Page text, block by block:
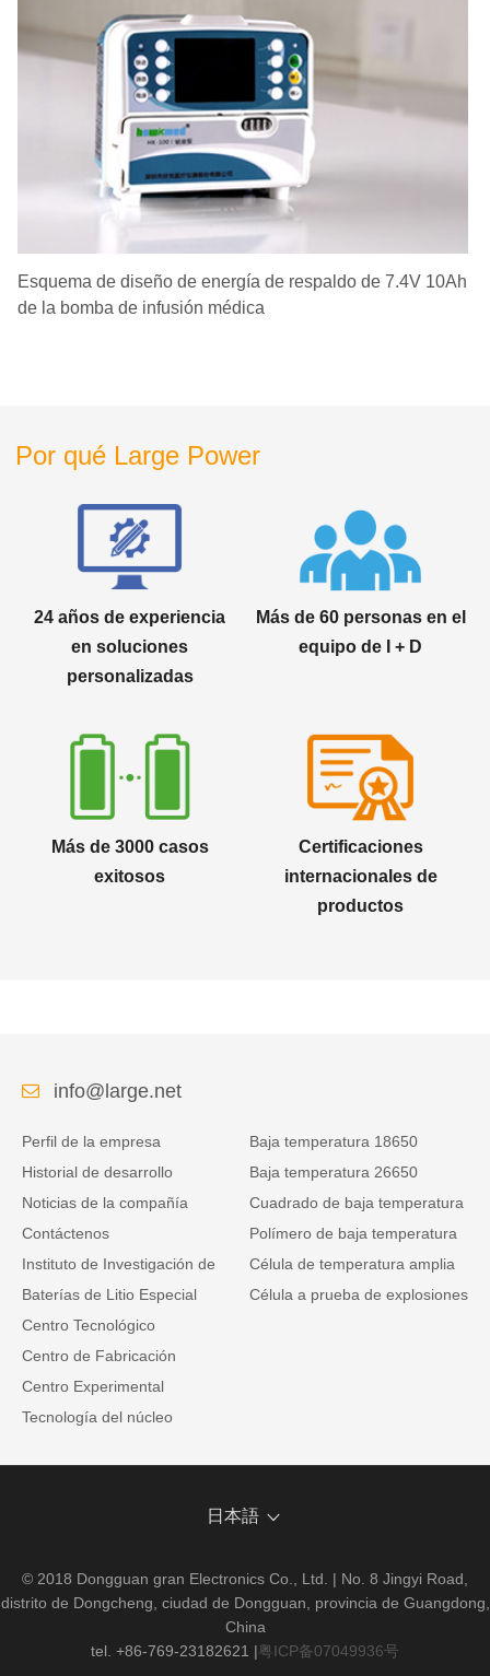
Esquema de diseño de energía de respaldo de 7.4V 10Ah
de la bomba de infusión médica
Por qué Large Power
24 años de experiencia
en soluciones
personalizadas
Más de 60 personas en el
equipo de I + D
Más de 3000 casos
exitosos
Certificaciones
internacionales de
productos
info@large.net
Perfil de la empresa
Historial de desarrollo
Noticias de la compañía
Contáctenos
Instituto de Investigación de
Baterías de Litio Especial
Centro Tecnológico
Centro de Fabricación
Centro Experimental
Tecnología del núcleo
Baja temperatura 18650
Baja temperatura 26650
Cuadrado de baja temperatura
Polímero de baja temperatura
Célula de temperatura amplia
Célula a prueba de explosiones
日本語
© 2018 Dongguan gran Electronics Co., Ltd. | No. 8 Jingyi Road,
distrito de Dongcheng, ciudad de Dongguan, provincia de Guangdong,
China
tel. +86-769-23182621 |粤ICP备07049936号